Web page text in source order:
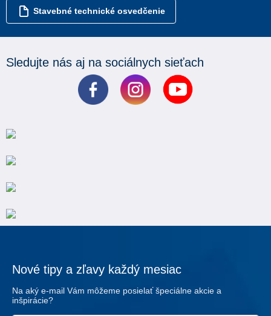
Stavebné technické osvedčenie
Sledujte nás aj na sociálnych sieťach
Nové tipy a zľavy každý mesiac
Na aký e-mail Vám môžeme posielať špeciálne akcie a
inšpirácie?